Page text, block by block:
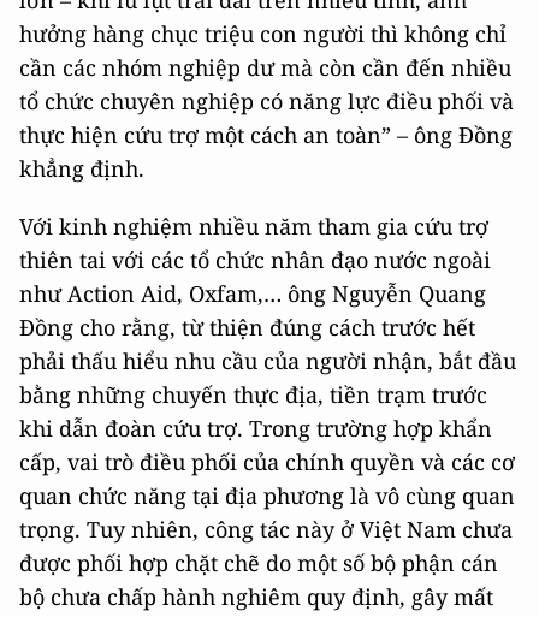
hưởng hàng chục triệu con người thì không chỉ
cần các nhóm nghiệp dư mà còn cần đến nhiều
tổ chức chuyên nghiệp có năng lực điều phối và
thực hiện cứu trợ một cách an toàn” – ông Đồng
khẳng định.
Với kinh nghiệm nhiều năm tham gia cứu trợ
thiên tai với các tổ chức nhân đạo nước ngoài
như Action Aid, Oxfam,… ông Nguyễn Quang
Đồng cho rằng, từ thiện đúng cách trước hết
phải thấu hiểu nhu cầu của người nhận, bắt đầu
bằng những chuyến thực địa, tiền trạm trước
khi dẫn đoàn cứu trợ. Trong trường hợp khẩn
cấp, vai trò điều phối của chính quyền và các cơ
quan chức năng tại địa phương là vô cùng quan
trọng. Tuy nhiên, công tác này ở Việt Nam chưa
được phối hợp chặt chẽ do một số bộ phận cán
bộ chưa chấp hành nghiêm quy định, gây mất